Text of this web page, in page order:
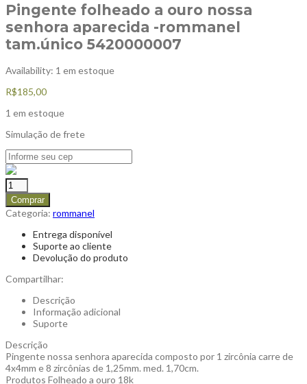
Pingente folheado a ouro nossa
senhora aparecida -rommanel
tam.único 5420000007
Availability: 1 em estoque
R$185,00
1 em estoque
Simulação de frete
Comprar
Categoria: rommanel
Entrega disponível
Suporte ao cliente
Devolução do produto
Compartilhar:
Descrição
Informação adicional
Suporte
Descrição
Pingente nossa senhora aparecida composto por 1 zircônia carre de
4x4mm e 8 zircônias de 1,25mm. med. 1,70cm.
Produtos Folheado a ouro 18k